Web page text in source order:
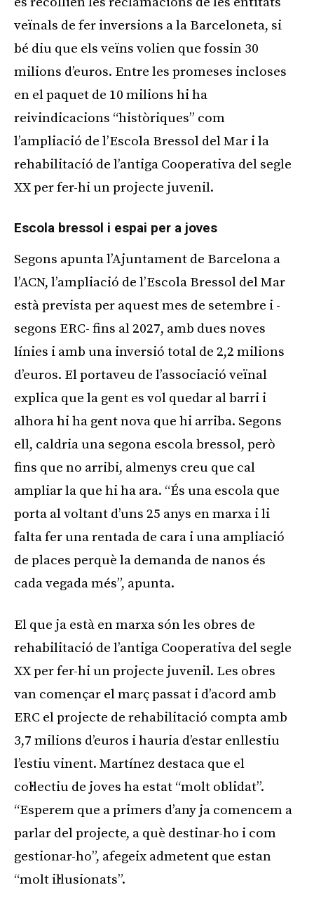
veïnals de fer inversions a la Barceloneta, si
bé diu que els veïns volien que fossin 30
milions d’euros. Entre les promeses incloses
en el paquet de 10 milions hi ha
reivindicacions “històriques” com
l’ampliació de l’Escola Bressol del Mar i la
rehabilitació de l’antiga Cooperativa del segle
XX per fer-hi un projecte juvenil.
Escola bressol i espai per a joves
Segons apunta l’Ajuntament de Barcelona a
l’ACN, l’ampliació de l’Escola Bressol del Mar
està prevista per aquest mes de setembre i -
segons ERC- fins al 2027, amb dues noves
línies i amb una inversió total de 2,2 milions
d’euros. El portaveu de l’associació veïnal
explica que la gent es vol quedar al barri i
alhora hi ha gent nova que hi arriba. Segons
ell, caldria una segona escola bressol, però
fins que no arribi, almenys creu que cal
ampliar la que hi ha ara. “És una escola que
porta al voltant d’uns 25 anys en marxa i li
falta fer una rentada de cara i una ampliació
de places perquè la demanda de nanos és
cada vegada més”, apunta.
El que ja està en marxa són les obres de
rehabilitació de l’antiga Cooperativa del segle
XX per fer-hi un projecte juvenil. Les obres
van començar el març passat i d’acord amb
ERC el projecte de rehabilitació compta amb
3,7 milions d’euros i hauria d’estar enllestiu
l’estiu vinent. Martínez destaca que el
col·lectiu de joves ha estat “molt oblidat”.
“Esperem que a primers d’any ja comencem a
parlar del projecte, a què destinar-ho i com
gestionar-ho”, afegeix admetent que estan
“molt il·lusionats”.